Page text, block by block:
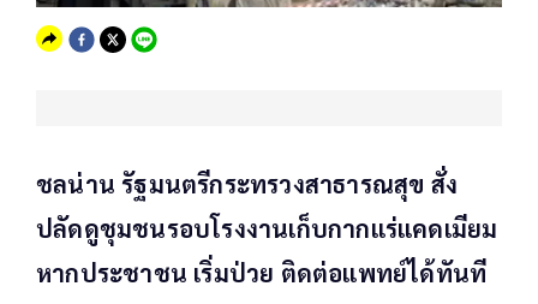
ชลน่าน รัฐมนตรีกระทรวงสาธารณสุข สั่ง
ปลัดดูชุมชนรอบโรงงานเก็บกากแร่แคดเมียม
หากประชาชน เริ่มป่วย ติดต่อแพทย์ได้ทันที